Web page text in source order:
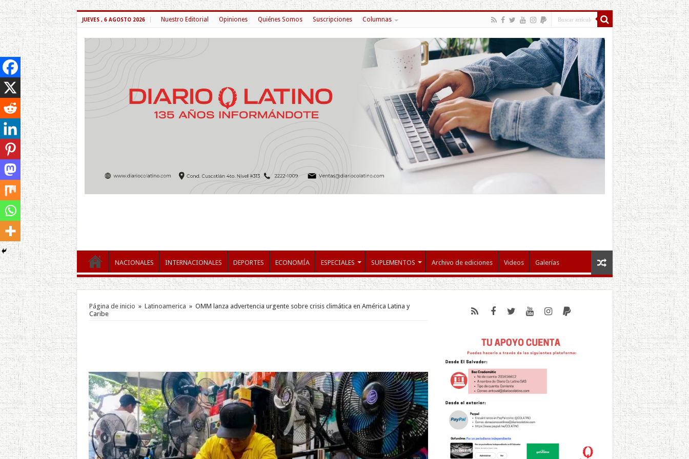
JUEVES , 6 AGOSTO 2026 Nuestro Editorial Opiniones Quiénes Somos Suscripciones Columnas
NACIONALES INTERNACIONALES DEPORTES ECONOMÍA ESPECIALES SUPLEMENTOS Archivo de ediciones Videos Galerías
Página de inicio » Latinoamerica » OMM lanza advertencia urgente sobre crisis climática en América Latina y
Caribe